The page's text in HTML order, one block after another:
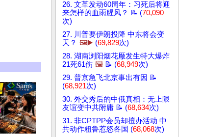
26. 文革发动60周年：习死后将迎
来怎样的血雨腥风？ 📝 (70,090
次)
27. 川普要伊朗投降 中东将会变
天？ 🖼️▶️ (69,829次)
28. 湖南浏阳烟花厰发生特大爆炸
21死61伤 🖼️ 📝 (68,949次)
29. 普京急飞北京事出有因 📝
(68,921次)
30. 外交秀后的中俄真相：无上限
友谊变中共附庸 📝 (68,634次)
31. 非CPTPP会员却擅办活动 中
共动作粗鲁惹怒各国 (68,068次)